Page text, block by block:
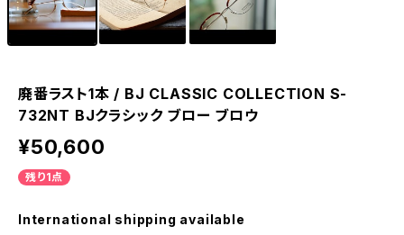
廃番ラスト1本 / BJ CLASSIC COLLECTION S-
732NT BJクラシック ブロー ブロウ
¥50,600
残り1点
International shipping available